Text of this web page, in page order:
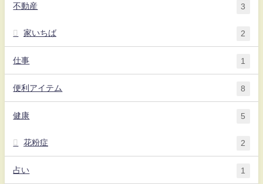
不動産 3
家いちば 2
仕事 1
便利アイテム 8
健康 5
花粉症 2
占い 1